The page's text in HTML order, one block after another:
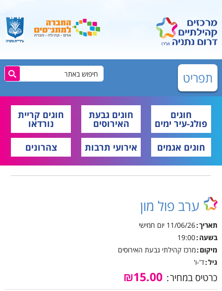
תפריט
חוגים
פולג-עיר ימים
חוגים גבעת
האירוסים
חוגים קריית
נורדאו
חוגים אגמים
אירועי תרבות צהרונים
ערב פול מון
תאריך 11/06/26 יום חמישי
בשעה 19:00
מיקום מרכז קהילתי גבעת האירוסים
גיל ד'-ו'
כרטיס במחיר